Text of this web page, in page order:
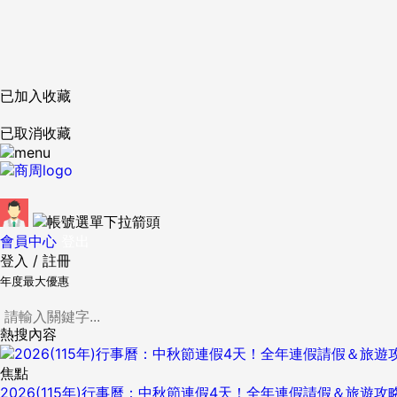
已加入收藏
已取消收藏
會員中心
登入 / 註冊
年度最大優惠
熱搜內容
焦點
2026(115年)行事曆：中秋節連假4天！全年連假請假＆旅遊攻